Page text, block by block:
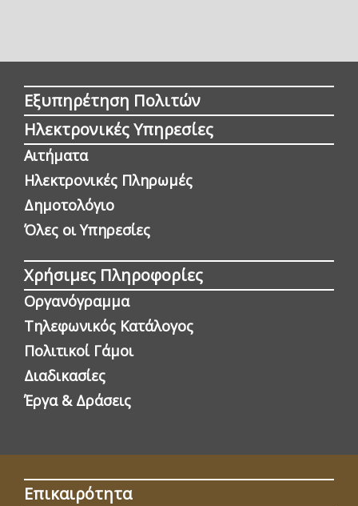
Εξυπηρέτηση Πολιτών
Ηλεκτρονικές Υπηρεσίες
Αιτήματα
Ηλεκτρονικές Πληρωμές
Δημοτολόγιο
Όλες οι Yπηρεσίες
Χρήσιμες Πληροφορίες
Οργανόγραμμα
Τηλεφωνικός Κατάλογος
Πολιτικοί Γάμοι
Διαδικασίες
Έργα & Δράσεις
Επικαιρότητα